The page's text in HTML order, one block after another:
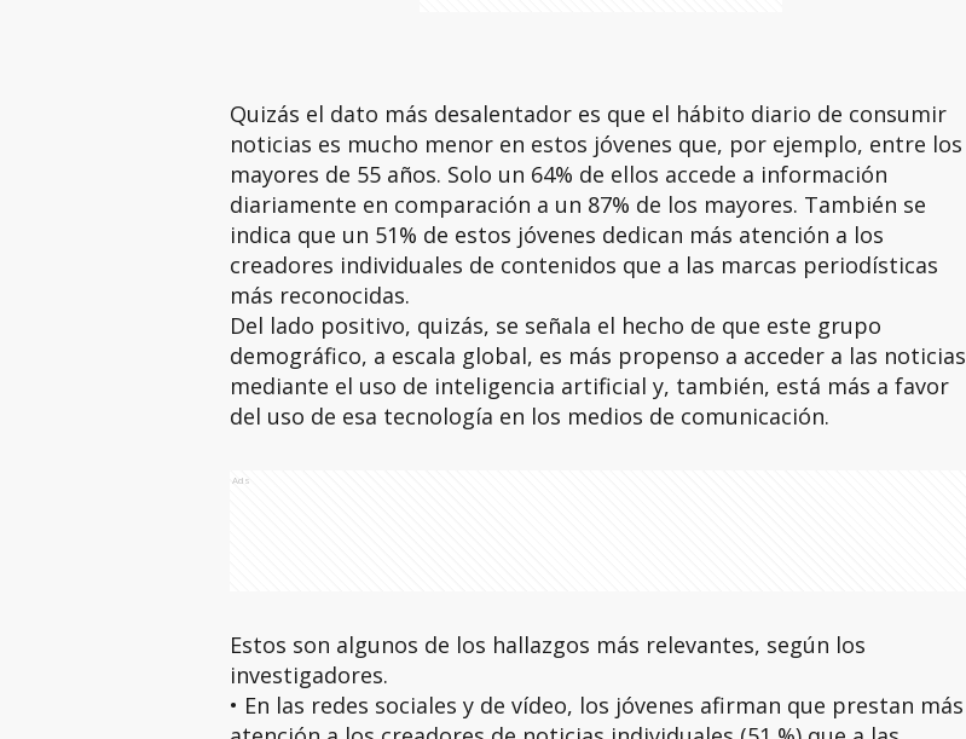
Quizás el dato más desalentador es que el hábito diario de consumir
noticias es mucho menor en estos jóvenes que, por ejemplo, entre los
mayores de 55 años. Solo un 64% de ellos accede a información
diariamente en comparación a un 87% de los mayores. También se
indica que un 51% de estos jóvenes dedican más atención a los
creadores individuales de contenidos que a las marcas periodísticas
más reconocidas.
Del lado positivo, quizás, se señala el hecho de que este grupo
demográfico, a escala global, es más propenso a acceder a las noticias
mediante el uso de inteligencia artificial y, también, está más a favor
del uso de esa tecnología en los medios de comunicación.
Ads
Estos son algunos de los hallazgos más relevantes, según los
investigadores.
• En las redes sociales y de vídeo, los jóvenes afirman que prestan más